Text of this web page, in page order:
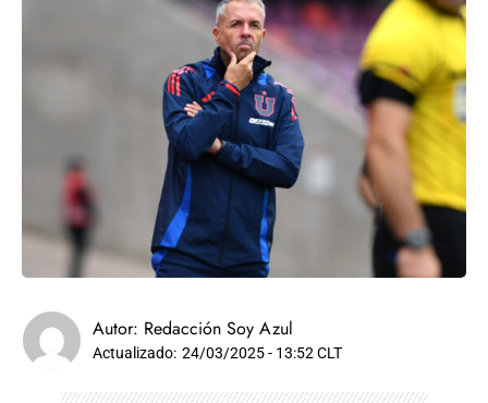
Autor: Redacción Soy Azul
Actualizado: 24/03/2025 - 13:52 CLT